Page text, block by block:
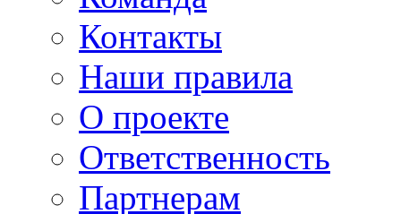
Контакты
Наши правила
О проекте
Ответственность
Партнерам